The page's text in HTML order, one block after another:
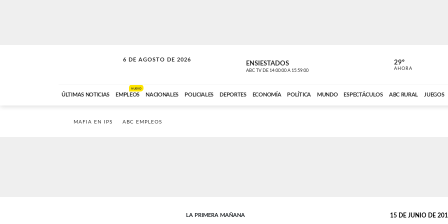
6 DE AGOSTO DE 2026
A DE LA TARDE ENSIESTADOS
ABC TV DE 14:00:00 A 15:59:00 ABC CARDINAL
29º
AHORA
ÚLTIMAS NOTICIAS EMPLEOS
NUEVO
NACIONALES POLICIALES DEPORTES ECONOMÍA POLÍTICA MUNDO ESPECTÁCULOS ABC RURAL JUEGOS
MAFIA EN IPS ABC EMPLEOS
LA PRIMERA MAÑANA 15 DE JUNIO DE